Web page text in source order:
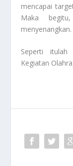
mencapai
Maka
menyenangkan.
Seperti
Kegiatan